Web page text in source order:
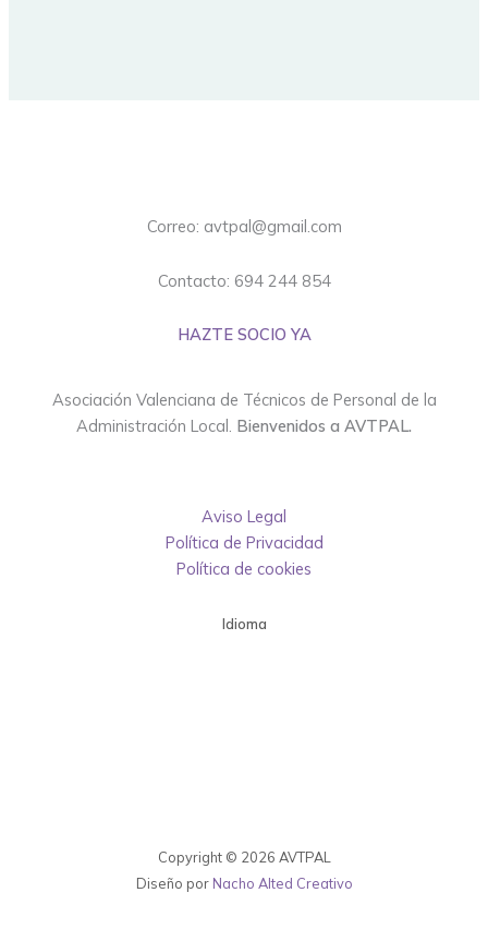
Correo: avtpal@gmail.com
Contacto: 694 244 854
HAZTE SOCIO YA
Asociación Valenciana de Técnicos de Personal de la
Administración Local. Bienvenidos a AVTPAL.
Aviso Legal
Política de Privacidad
Política de cookies
Idioma
Copyright © 2026 AVTPAL
Diseño por Nacho Alted Creativo